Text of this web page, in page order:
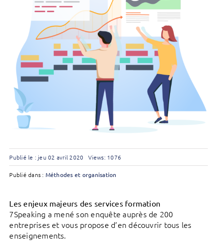
Publié le : jeu 02 avril 2020 Views: 1076
Publié dans : Méthodes et organisation
Les enjeux majeurs des services formation
7Speaking a mené son enquête auprès de 200
entreprises et vous propose d’en découvrir tous les
enseignements.